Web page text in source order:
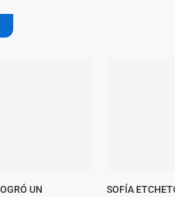
UN
SOFÍA